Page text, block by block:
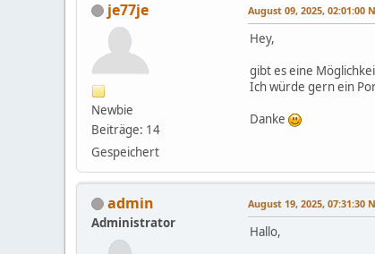
je77je
Newbie
Beiträge: 14
Gespeichert
August 09, 2025, 02:01:00
Hey,
gibt es eine
Ich würde gern ein
Danke
admin
Administrator
August 19, 2025, 07:31:30
Hallo,